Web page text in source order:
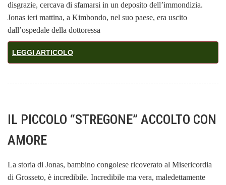
disgrazie, cercava di sfamarsi in un deposito dell’immondizia.
Jonas ieri mattina, a Kimbondo, nel suo paese, era uscito
dall’ospedale della dottoressa
LEGGI ARTICOLO
IL PICCOLO “STREGONE” ACCOLTO CON
AMORE
La storia di Jonas, bambino congolese ricoverato al Misericordia
di Grosseto, è incredibile. Incredibile ma vera, maledettamente